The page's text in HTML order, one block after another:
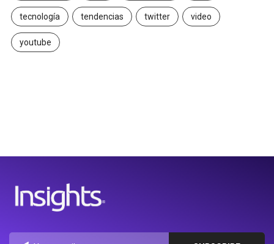
tecnología tendencias twitter video
youtube